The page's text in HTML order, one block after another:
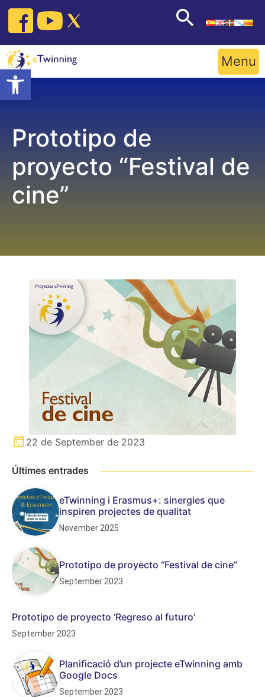
Open toolbar
Skip
content
Menu
Prototipo de
proyecto “Festival de
cine”
22 de September de 2023
Últimes entrades
eTwinning i Erasmus+: sinergies que
inspiren projectes de qualitat
November 2025
Prototipo de proyecto “Festival de cine”
September 2023
Prototipo de proyecto ‘Regreso al futuro’
September 2023
Planificació d’un projecte eTwinning amb
Google Docs
September 2023